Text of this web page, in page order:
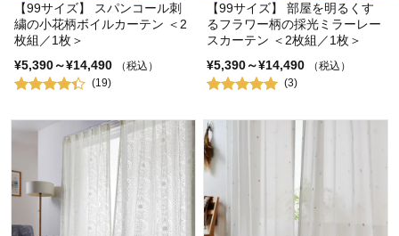
【99サイズ】 スパンコール刺
繍の小花柄ボイルカーテン ＜2
枚組／1枚＞
¥5,390～¥14,490
（税込）
(19)
【99サイズ】 部屋を明るくす
るフラワー柄の採光ミラーレー
スカーテン ＜2枚組／1枚＞
¥5,390～¥14,490
（税込）
(3)